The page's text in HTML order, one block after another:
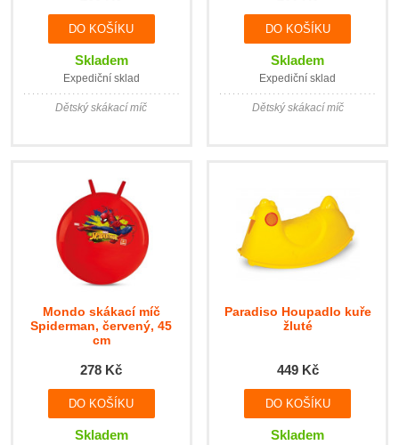
Skladem
Expediční sklad
Dětský skákací míč
Skladem
Expediční sklad
Dětský skákací míč
Mondo skákací míč
Spiderman, červený, 45
cm
278 Kč
Skladem
Paradiso Houpadlo kuře
žluté
449 Kč
Skladem